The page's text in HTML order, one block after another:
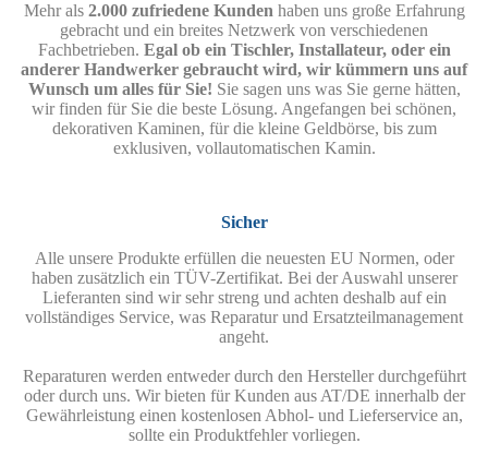
Mehr als 2.000 zufriedene Kundenhaben uns große Erfahrung
gebracht und ein breites Netzwerk von verschiedenen
Fachbetrieben. Egal ob ein Tischler, Installateur, oder ein
anderer Handwerker gebraucht wird, wir kümmern uns auf
Wunsch um alles für Sie! Sie sagen uns was Sie gerne hätten,
wir finden für Sie die beste Lösung. Angefangen bei schönen,
dekorativen Kaminen, für die kleine Geldbörse, bis zum
exklusiven, vollautomatischen Kamin.
Sicher
Alle unsere Produkte erfüllen die neuesten EU Normen, oder
haben zusätzlich ein TÜV-Zertifikat. Bei der Auswahl unserer
Lieferanten sind wir sehr streng und achten deshalb auf ein
vollständiges Service, was Reparatur und Ersatzteilmanagement
angeht.
Reparaturen werden entweder durch den Hersteller durchgeführt
oder durch uns. Wir bieten für Kunden aus AT/DE innerhalb der
Gewährleistung einen kostenlosen Abhol- und Lieferservice an,
sollte ein Produktfehler vorliegen.